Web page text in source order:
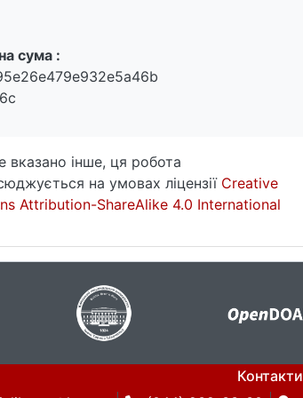
сума :
вказано інше, ця робота
на умовах ліцензії Creative
Attribution-ShareAlike 4.0 International
Контакти